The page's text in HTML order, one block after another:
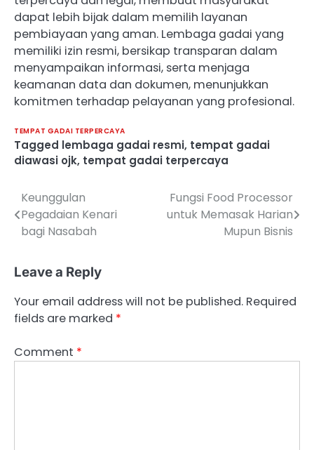
dapat lebih bijak dalam memilih layanan
pembiayaan yang aman. Lembaga gadai yang
memiliki izin resmi, bersikap transparan dalam
menyampaikan informasi, serta menjaga
keamanan data dan dokumen, menunjukkan
komitmen terhadap pelayanan yang profesional.
TEMPAT GADAI TERPERCAYA
Tagged lembaga gadai resmi, tempat gadai
diawasi ojk, tempat gadai terpercaya
Post
navigation
Keunggulan
Pegadaian Kenari
bagi Nasabah
Fungsi Food Processor
untuk Memasak Harian
Mupun Bisnis
Leave a Reply
Your email address will not be published. Required
fields are marked *
Comment *